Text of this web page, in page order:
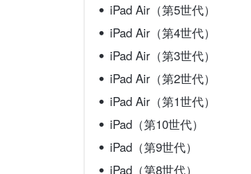
iPad Air（第5世代）
iPad Air（第4世代）
iPad Air（第3世代）
iPad Air（第2世代）
iPad Air（第1世代）
iPad（第10世代）
iPad（第9世代）
iPad（第8世代）